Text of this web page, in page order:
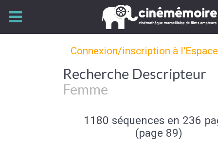
Connexion/inscription à
Recherche Descripteur
Femme
1180 séquences en 236
(page 89)